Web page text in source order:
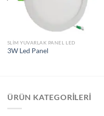
SLIM YUVARLAK PANEL LED
3W Led Panel
ÜRÜN KATEGORILERI